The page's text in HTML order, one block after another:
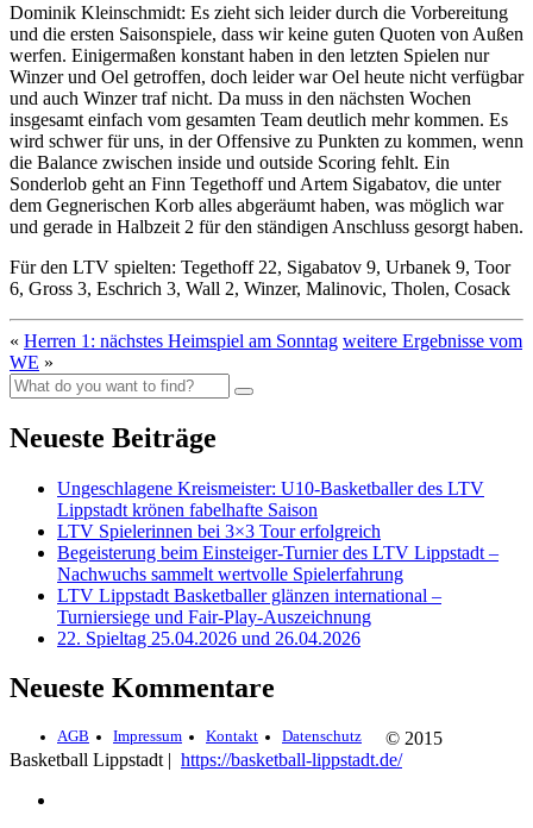
Dominik Kleinschmidt: Es zieht sich leider durch die Vorbereitung
und die ersten Saisonspiele, dass wir keine guten Quoten von Außen
werfen. Einigermaßen konstant haben in den letzten Spielen nur
Winzer und Oel getroffen, doch leider war Oel heute nicht verfügbar
und auch Winzer traf nicht. Da muss in den nächsten Wochen
insgesamt einfach vom gesamten Team deutlich mehr kommen. Es
wird schwer für uns, in der Offensive zu Punkten zu kommen, wenn
die Balance zwischen inside und outside Scoring fehlt. Ein
Sonderlob geht an Finn Tegethoff und Artem Sigabatov, die unter
dem Gegnerischen Korb alles abgeräumt haben, was möglich war
und gerade in Halbzeit 2 für den ständigen Anschluss gesorgt haben.
Für den LTV spielten: Tegethoff 22, Sigabatov 9, Urbanek 9, Toor
6, Gross 3, Eschrich 3, Wall 2, Winzer, Malinovic, Tholen, Cosack
« Herren 1: nächstes Heimspiel am Sonntag weitere Ergebnisse vom
WE »
Neueste Beiträge
Ungeschlagene Kreismeister: U10-Basketballer des LTV
Lippstadt krönen fabelhafte Saison
LTV Spielerinnen bei 3×3 Tour erfolgreich
Begeisterung beim Einsteiger-Turnier des LTV Lippstadt –
Nachwuchs sammelt wertvolle Spielerfahrung
LTV Lippstadt Basketballer glänzen international –
Turniersiege und Fair-Play-Auszeichnung
22. Spieltag 25.04.2026 und 26.04.2026
Neueste Kommentare
AGB Impressum Kontakt Datenschutz
© 2015
Basketball Lippstadt | https://basketball-lippstadt.de/